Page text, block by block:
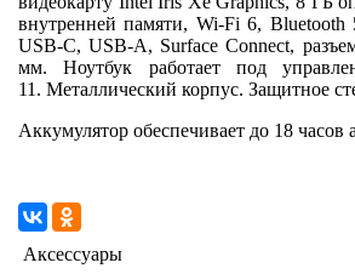
внутренней памяти, Wi-Fi 6,
USB-C, USB-A, Surface Connect,
мм. Ноутбук работает под
11. Металлический корпус. Защитное
Аккумулятор обеспечивает до 18
Аксессуары